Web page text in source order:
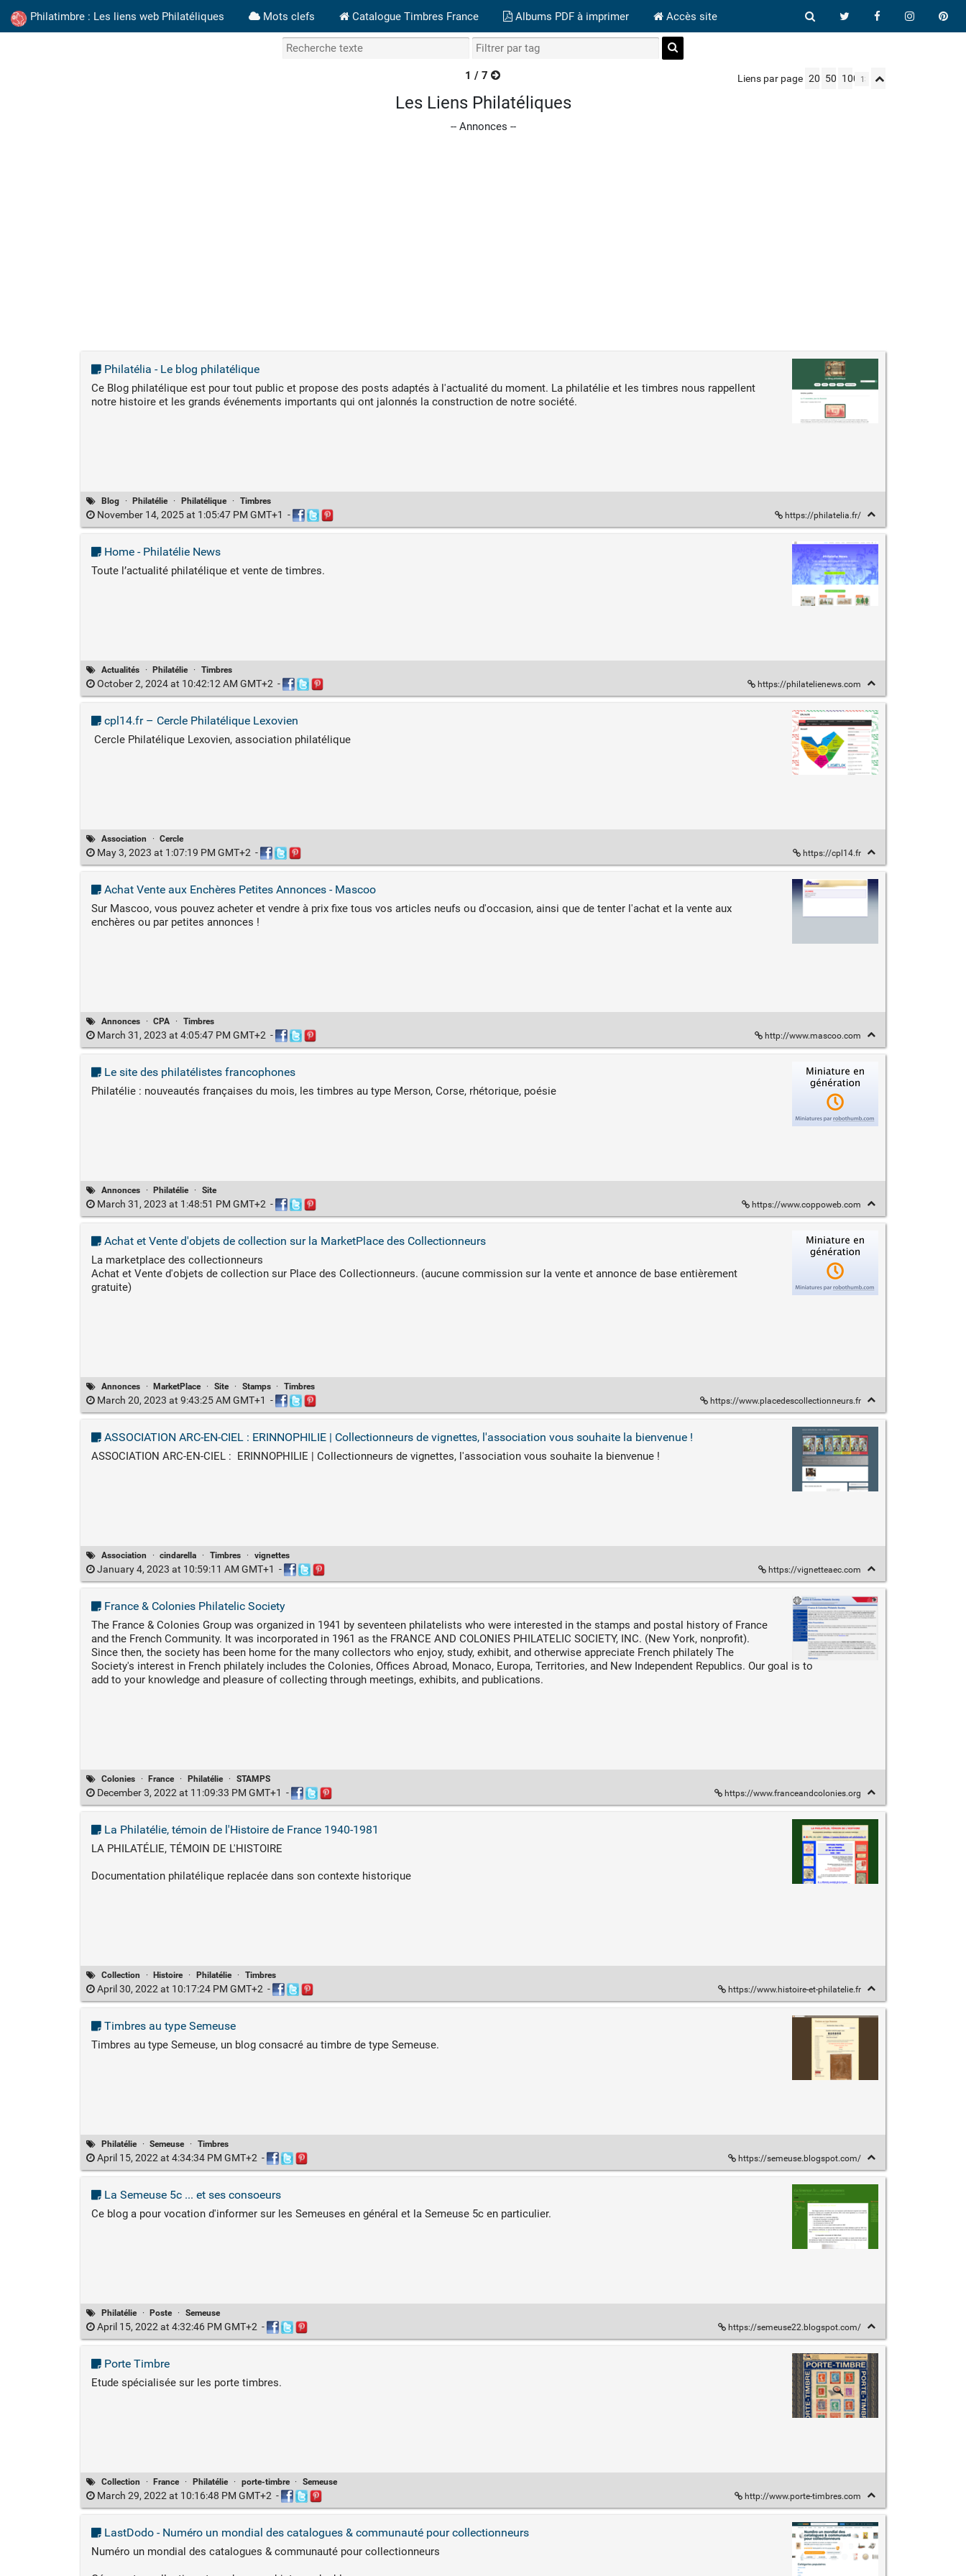
Philatimbre : Les liens web Philatéliques Mots clefs Catalogue Timbres France Albums PDF à imprimer Accès site
1 / 7 Liens par page 20 50 100
Les Liens Philatéliques
-- Annonces --
Philatélia - Le blog philatélique
Ce Blog philatélique est pour tout public et propose des posts adaptés à l'actualité du moment. La philatélie et les timbres nous rappellent
notre histoire et les grands événements importants qui ont jalonnés la construction de notre société.
Blog · Philatélie · Philatélique · Timbres
November 14, 2025 at 1:05:47 PM GMT+1 - https://philatelia.fr/
Home - Philatélie News
Toute l’actualité philatélique et vente de timbres.
Actualités · Philatélie · Timbres
October 2, 2024 at 10:42:12 AM GMT+2 - https://philatelienews.com
cpl14.fr – Cercle Philatélique Lexovien
Cercle Philatélique Lexovien, association philatélique
Association · Cercle
May 3, 2023 at 1:07:19 PM GMT+2 - https://cpl14.fr
Achat Vente aux Enchères Petites Annonces - Mascoo
Sur Mascoo, vous pouvez acheter et vendre à prix fixe tous vos articles neufs ou d'occasion, ainsi que de tenter l'achat et la vente aux
enchères ou par petites annonces !
Annonces · CPA · Timbres
March 31, 2023 at 4:05:47 PM GMT+2 - http://www.mascoo.com
Le site des philatélistes francophones
Philatélie : nouveautés françaises du mois, les timbres au type Merson, Corse, rhétorique, poésie
Annonces · Philatélie · Site
March 31, 2023 at 1:48:51 PM GMT+2 - https://www.coppoweb.com
Achat et Vente d'objets de collection sur la MarketPlace des Collectionneurs
La marketplace des collectionneurs
Achat et Vente d'objets de collection sur Place des Collectionneurs. (aucune commission sur la vente et annonce de base entièrement
gratuite)
Annonces · MarketPlace · Site · Stamps · Timbres
March 20, 2023 at 9:43:25 AM GMT+1 - https://www.placedescollectionneurs.fr
ASSOCIATION ARC-EN-CIEL : ERINNOPHILIE | Collectionneurs de vignettes, l'association vous souhaite la bienvenue !
ASSOCIATION ARC-EN-CIEL : ERINNOPHILIE | Collectionneurs de vignettes, l'association vous souhaite la bienvenue !
Association · cindarella · Timbres · vignettes
January 4, 2023 at 10:59:11 AM GMT+1 - https://vignetteaec.com
France & Colonies Philatelic Society
The France & Colonies Group was organized in 1941 by seventeen philatelists who were interested in the stamps and postal history of France
and the French Community. It was incorporated in 1961 as the FRANCE AND COLONIES PHILATELIC SOCIETY, INC. (New York, nonprofit).
Since then, the society has been home for the many collectors who enjoy, study, exhibit, and otherwise appreciate French philately The
Society's interest in French philately includes the Colonies, Offices Abroad, Monaco, Europa, Territories, and New Independent Republics. Our goal is to
add to your knowledge and pleasure of collecting through meetings, exhibits, and publications.
Colonies · France · Philatélie · STAMPS
December 3, 2022 at 11:09:33 PM GMT+1 - https://www.franceandcolonies.org
La Philatélie, témoin de l'Histoire de France 1940-1981
LA PHILATÉLIE, TÉMOIN DE L'HISTOIRE
Documentation philatélique replacée dans son contexte historique
Collection · Histoire · Philatélie · Timbres
April 30, 2022 at 10:17:24 PM GMT+2 - https://www.histoire-et-philatelie.fr
Timbres au type Semeuse
Timbres au type Semeuse, un blog consacré au timbre de type Semeuse.
Philatélie · Semeuse · Timbres
April 15, 2022 at 4:34:34 PM GMT+2 - https://semeuse.blogspot.com/
La Semeuse 5c ... et ses consoeurs
Ce blog a pour vocation d'informer sur les Semeuses en général et la Semeuse 5c en particulier.
Philatélie · Poste · Semeuse
April 15, 2022 at 4:32:46 PM GMT+2 - https://semeuse22.blogspot.com/
Porte Timbre
Etude spécialisée sur les porte timbres.
Collection · France · Philatélie · porte-timbre · Semeuse
March 29, 2022 at 10:16:48 PM GMT+2 - http://www.porte-timbres.com
LastDodo - Numéro un mondial des catalogues & communauté pour collectionneurs
Numéro un mondial des catalogues & communauté pour collectionneurs